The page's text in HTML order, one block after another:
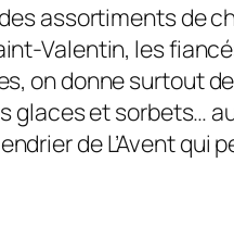
assortiments de
Valentin, les
on donne surtout
glaces et sorbets…
de L’Avent